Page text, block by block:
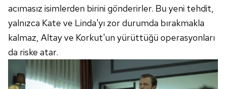
verileriniz işlenmekte olup gerekli olan çerezler bilgi
toplumu hizmetlerinin sunulması amacıyla
kullanılmaktadır. Diğer çerezler, sitemizin daha işlevsel
reklam/pazarlama faaliyetlerinin yapılması, amaçlarıyla
sınırlı olarak açık rızanız dahilinde kullanılacaktır.
acımasız isimlerden birini gönderirler. Bu yeni tehdit,
yalnızca Kate ve Linda'yı zor durumda bırakmakla
kalmaz, Altay ve Korkut'un yürüttüğü operasyonları
da riske atar.